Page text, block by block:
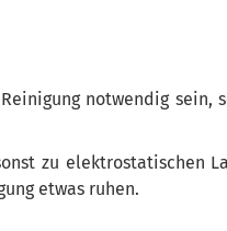
notwendig sein,
zu elektrostatischen
etwas ruhen.